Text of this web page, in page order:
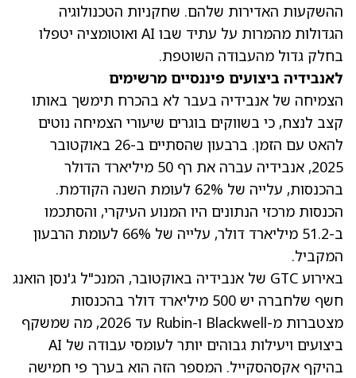
ההשקעות האדירות שלהם. שחקניות הטכנולוגיה
הגדולות מהמרות על עתיד שבו AI ואוטומציה יטפלו
בחלק גדול מהעבודה השוטפת.
לאנבידיה ביצועים פיננסיים מרשימים
הצמיחה של אנבידיה בעבר לא בהכרח תימשך באותו
קצב לנצח, כי בשווקים בוגרים שיעורי הצמיחה נוטים
להאט עם הזמן. ברבעון שהסתיים ב-26 באוקטובר
2025, אנבידיה
עברה את רף 50 מיליארד הדולר
בהכנסות
, עלייה של 62% לעומת השנה הקודמת.
הכנסות מרכזי הנתונים היו המנוע העיקרי, והסתכמו
ב-51.2 מיליארד דולר, עלייה של 66% לעומת הרבעון
המקביל.
באירוע GTC של אנבידיה באוקטובר, המנכ"ל ג'נסן הואנג
חשף שלחברה יש 500 מיליארד דולר בהכנסות
מצטברות מ-Blackwell ו-Rubin עד 2026, מה שמשקף
ביצועים ויעילות גבוהים יותר לעומסי עבודה של AI
בהיקף אקסהסקייל. המספר הזה הוא בערך פי חמישה